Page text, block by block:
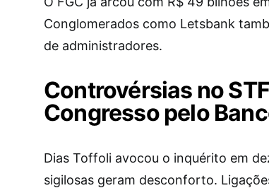
Conglomerados como Letsbank
de administradores.
Controvérsias no
Congresso pelo
Dias Toffoli avocou o inquérito em
sigilosas geram desconforto.